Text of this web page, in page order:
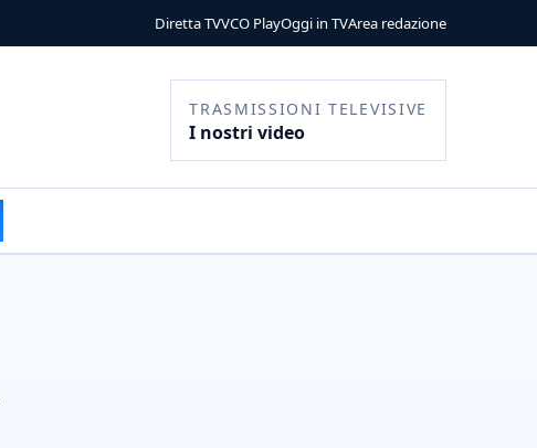
Diretta TVVCO PlayOggi in TVArea redazione
TRASMISSIONI TELEVISIVE
I nostri video